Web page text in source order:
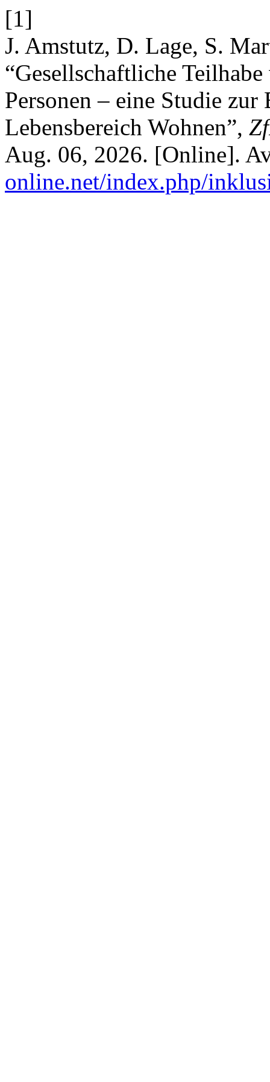
[1]
J. Amstutz, D. Lage, S.
“Gesellschaftliche
Personen – eine Studie
Lebensbereich Wohnen”,
Aug. 06, 2026. [Online].
online.net/index.php/